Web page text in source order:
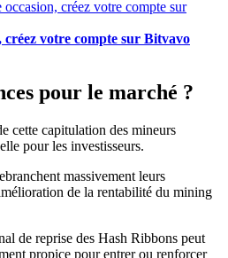
créez votre compte sur Bitvavo
pour le marché ?
cette capitulation des mineurs
pour les investisseurs.
massivement leurs
de la rentabilité du mining
de reprise des Hash Ribbons peut
propice pour entrer ou renforcer